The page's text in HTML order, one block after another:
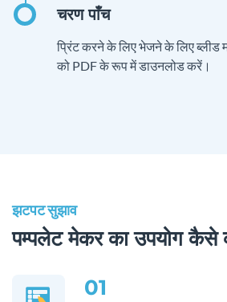
प्रिंट करने के लिए भेजने के लिए ब्लीड
को PDF के रूप में डाउनलोड करें।
झटपट सुझाव
पम्पलेट मेकर का उपयोग कैसे
01